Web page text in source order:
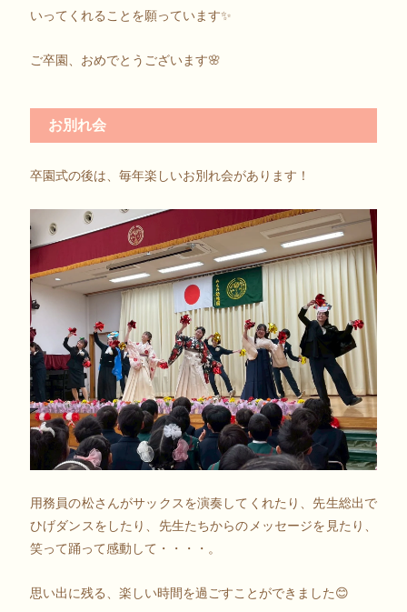
いってくれることを願っています✨
ご卒園、おめでとうございます🌸
お別れ会
卒園式の後は、毎年楽しいお別れ会があります！
用務員の松さんがサックスを演奏してくれたり、先生総出で
ひげダンスをしたり、先生たちからのメッセージを見たり、
笑って踊って感動して・・・・。
思い出に残る、楽しい時間を過ごすことができました😊